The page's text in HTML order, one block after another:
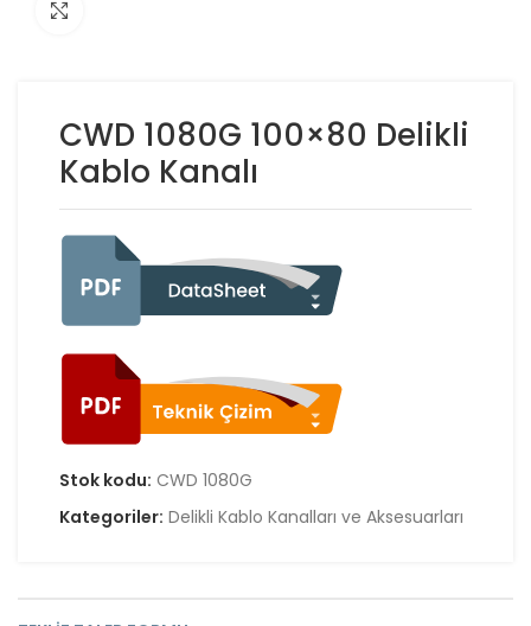
CWD 1080G 100×80 Delikli
Kablo Kanalı
Stok kodu: CWD 1080G
Kategoriler: Delikli Kablo Kanalları ve Aksesuarları